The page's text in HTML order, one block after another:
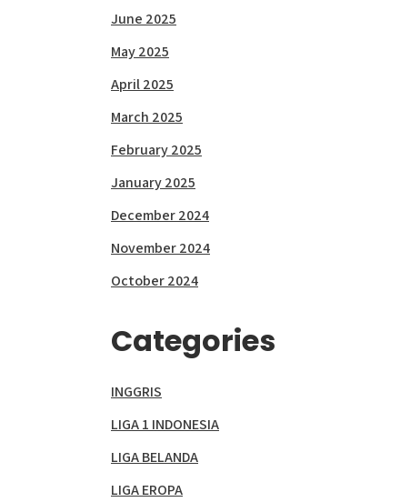
June 2025
May 2025
April 2025
March 2025
February 2025
January 2025
December 2024
November 2024
October 2024
Categories
INGGRIS
LIGA 1 INDONESIA
LIGA BELANDA
LIGA EROPA